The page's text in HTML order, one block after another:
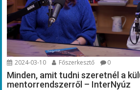
2024-03-10 Főszerkesztő 0
Minden, amit tudni szeretnél a
mentorrendszerről – InterNyúz